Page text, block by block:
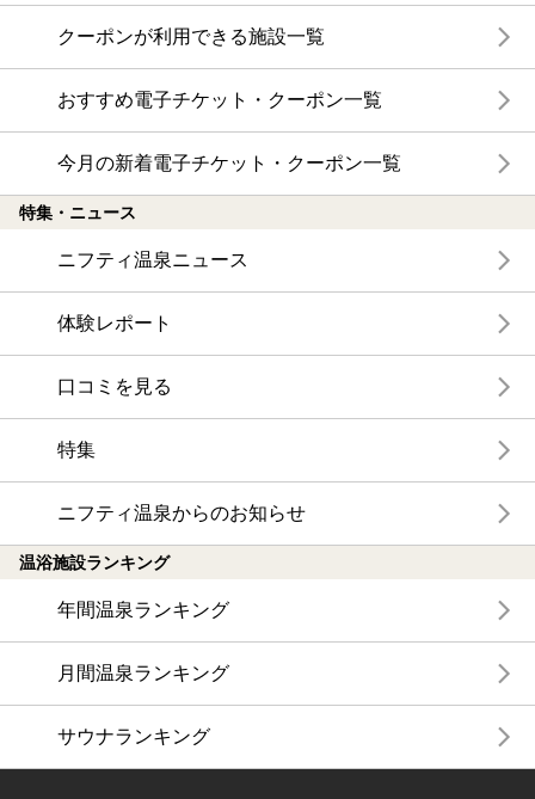
クーポンが利用できる施設一覧
おすすめ電子チケット・クーポン一覧
今月の新着電子チケット・クーポン一覧
特集・ニュース
ニフティ温泉ニュース
体験レポート
口コミを見る
特集
ニフティ温泉からのお知らせ
温浴施設ランキング
年間温泉ランキング
月間温泉ランキング
サウナランキング